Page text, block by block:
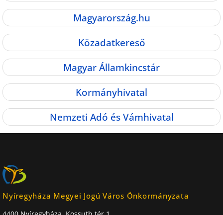
Magyarország.hu
Közadatkereső
Magyar Államkincstár
Kormányhivatal
Nemzeti Adó és Vámhivatal
Nyíregyháza Megyei Jogú Város Önkormányzata